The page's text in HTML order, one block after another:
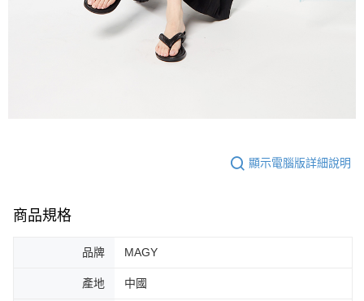
顯示電腦版詳細說明
商品規格
品牌 MAGY
產地 中國